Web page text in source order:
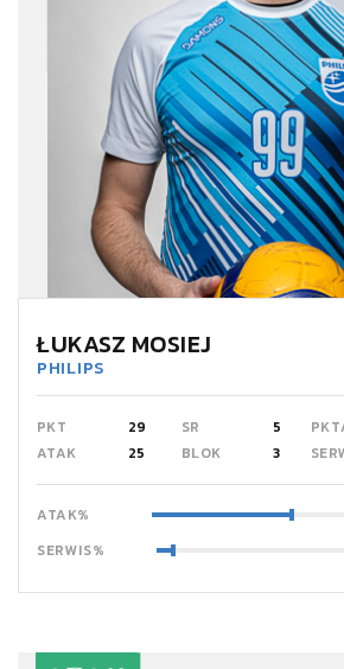
ŁUKASZ MOSIEJ
PHILIPS
PKT 29 SR 5
ATAK
25 BLOK 3
ATAK%
SERWIS%